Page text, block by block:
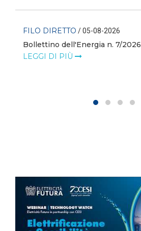
FILO DIRETTO / 05-08-2026
Bollettino dell'Energia n. 7/2026
LEGGI DI PIÙ